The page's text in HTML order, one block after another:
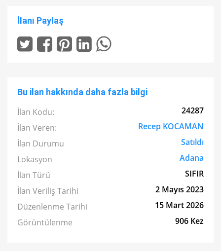
İlanı Paylaş
Bu ilan hakkında daha fazla bilgi
İlan Kodu:
24287
İlan Veren:
Recep KOCAMAN
İlan Durumu
Satıldı
Lokasyon
Adana
İlan Türü
SIFIR
İlan Veriliş Tarihi
2 Mayıs 2023
Düzenlenme Tarihi
15 Mart 2026
Görüntülenme
906 Kez